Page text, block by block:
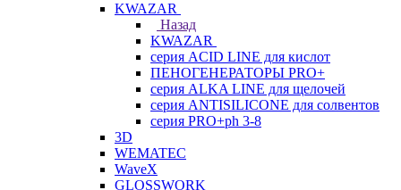
KWAZAR
Назад
KWAZAR
серия ACID LINE для кислот
ПЕНОГЕНЕРАТОРЫ PRO+
серия ALKA LINE для щелочей
серия ANTISILICONE для солвентов
серия PRO+ph 3-8
3D
WEMATEC
WaveX
GLOSSWORK